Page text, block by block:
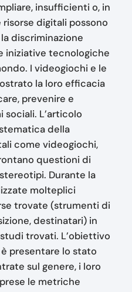
insufficienti o, in
digitali possono
discriminazione
iniziative tecnologiche
I videogiochi e le
la loro efficacia
prevenire e
sociali. L’articolo
della
come videogiochi,
questioni di
Durante la
molteplici
trovate (strumenti di
destinatari) in
trovati. L’obiettivo
presentare lo stato
sul genere, i loro
le metriche